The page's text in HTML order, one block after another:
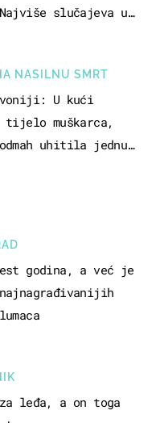
slučajeva u
NASILNU SMRT
U kući
tijelo muškarca,
uhitila jednu
godina, a već je
leđa, a on toga